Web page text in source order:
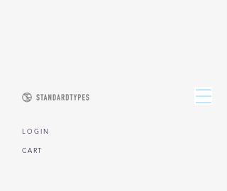
CART
L O G I N